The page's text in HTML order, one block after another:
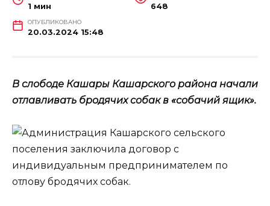
1 мин 648
ОПУБЛИКОВАНО
20.03.2024 15:48
В слободе Кашары Кашарского района начали
отлавливать бродячих собак в «собачий ящик».